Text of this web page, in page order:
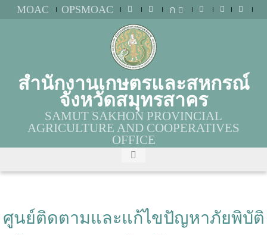
MOAC OPSMOAC ก
สำนักงานเกษตรและสหกรณ์
จังหวัดสมุทรสาคร
SAMUT SAKHON PROVINCIAL
AGRICULTURE AND COOPERATIVES
OFFICE
ศูนย์ติดตามและแก้ไขปัญหาภัยพิบัติ